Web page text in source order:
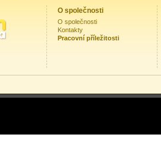
O společnosti
O společnosti
Kontakty
Pracovní příležitosti